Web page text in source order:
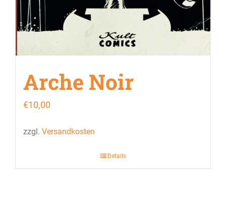
Arche Noir
€10,00
zzgl. Versandkosten
Details